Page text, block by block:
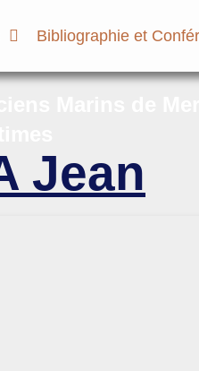
Bibliographie et
Jean